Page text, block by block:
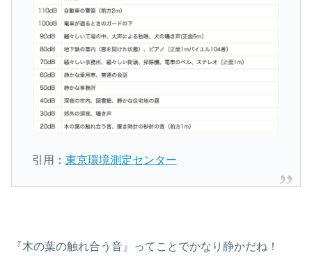
引用： 東京環境測定センター
『木の葉の触れ合う音』ってことでかなり静かだね！